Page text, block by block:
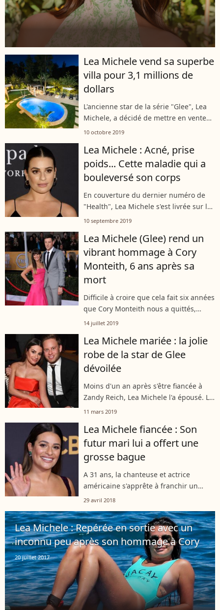
Lea Michele vend sa superbe
villa pour 3,1 millions de
dollars
L'ancienne star de la série "Glee", Lea
Michele, a décidé de mettre en vente
sa magnifique maison de Los Angeles.
ans vend sa maison pour la...
10 octobre 2019
Lea Michele : Acné, prise
poids... Cette maladie qui a
bouleversé son corps
En couverture du dernier numéro de
"Health", Lea Michele s'est livrée sur le
syndrome des ovaires polykystiques,
plusieurs années. L'actrice américaine...
10 septembre 2019
Lea Michele (Glee) rend un
vibrant hommage à Cory
Monteith, 6 ans après sa
mort
Difficile à croire que cela fait six années
que Cory Monteith nous a quittés,
emporté par une overdose à l'âge de 31
date du 13 juillet 2019, les acteurs...
14 juillet 2019
Lea Michele mariée : la jolie
robe de la star de Glee
dévoilée
Moins d'un an après s'être fiancée à
Zandy Reich, Lea Michele l'a épousé. Le
couple a accepté de partager une
accordant l'exclusivité au magazine
américain...
11 mars 2019
Lea Michele fiancée : Son
futur mari lui a offert une
grosse bague
A 31 ans, la chanteuse et actrice
américaine s'apprête à franchir un
grand cap. L'ex de Cory Monteith a
fiancée au président de la marque de...
29 avril 2018
Lea Michele : Repérée en sortie avec un
inconnu peu après son hommage à Cory
20 juillet 2017